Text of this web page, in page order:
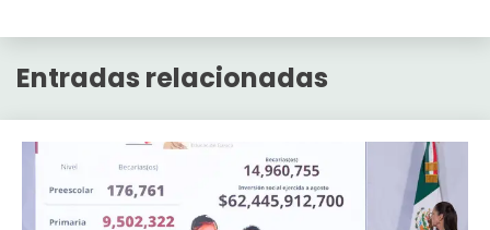
Entradas relacionadas